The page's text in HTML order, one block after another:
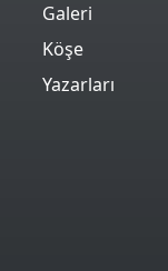
Galeri
Köşe
Yazarları